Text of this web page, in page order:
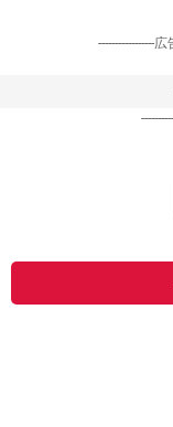
-----------------